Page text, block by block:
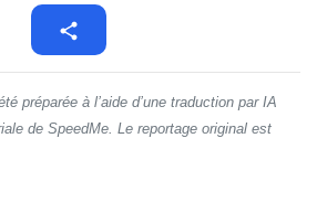
préparée à l’aide d’une traduction par IA
de SpeedMe. Le reportage original est